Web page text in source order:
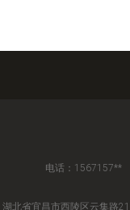
电话：1567157**
湖北省宜昌市西陵区云集路